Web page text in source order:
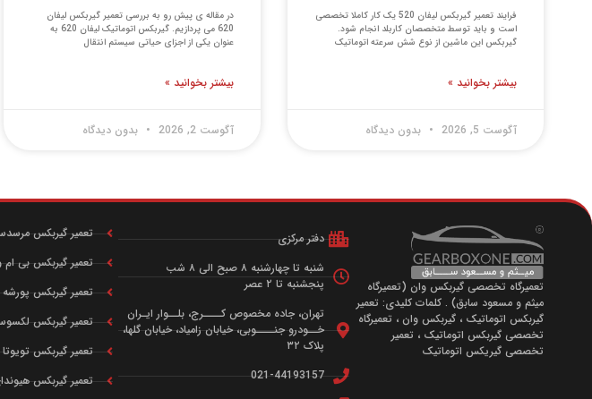
فرایند تعمیر گیربکس لیفان 520 یک کار کاملا تخصصی
است و باید توسط متخصصان کاربلد انجام شود.
گیربکس این ماشین از نوع شش سرعته اتوماتیک
بیشتر بخوانید »
آگوست 5, 2026 بدون دیدگاه
در مقاله ی پیش رو به بررسی تعمیر گیربکس لیفان
620 می پردازیم. گیربکس اتوماتیک لیفان 620 به
عنوان یکی از اجزای حیاتی سیستم انتقال
بیشتر بخوانید »
آگوست 2, 2026 بدون دیدگاه
تعمیرگاه تخصصی گیربکس وان (تعمیرگاه
میثم و مسعود سابق) . کلمات کلیدی: تعمیر
گیربکس اتوماتیک ، گیربکس وان ، تعمیرگاه
تخصصی گیربکس اتوماتیک ، تعمیر
تخصصی گیریکس اتوماتیک
دفتر مرکزی
شنبه تا چهارشنبه ۸ صبح الی ۸ شب
پنجشنبه تا ۲ عصر
تهران، جاده مخصوص کــــرج، بلــوار ایـران
خــودرو جنــــوبی، خیابان زامیاد، خیابان گلها،
پلاک ۳۲
021-44193157
تعمیر گیربکس
تعمیر گیربکس بی ام
تعمیر گیربکس پورشه
تعمیر گیربکس
تعمیر گیربکس تویوتا
تعمیر گیربکس